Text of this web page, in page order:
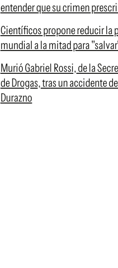
entender que su crimen
Científicos propone reducir la
mundial a la mitad para
Murió Gabriel Rossi, de la
de Drogas, tras un accidente
Durazno